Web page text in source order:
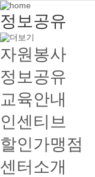
정보공유
자원봉사
정보공유
교육안내
인센티브
할인가맹점
센터소개